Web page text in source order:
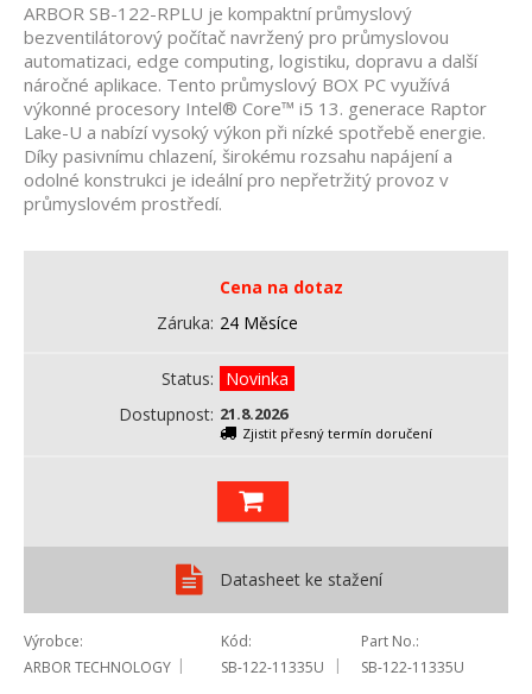
ARBOR SB-122-RPLU je kompaktní průmyslový
bezventilátorový počítač navržený pro průmyslovou
automatizaci, edge computing, logistiku, dopravu a další
náročné aplikace. Tento průmyslový BOX PC využívá
výkonné procesory Intel® Core™ i5 13. generace Raptor
Lake-U a nabízí vysoký výkon při nízké spotřebě energie.
Díky pasivnímu chlazení, širokému rozsahu napájení a
odolné konstrukci je ideální pro nepřetržitý provoz v
průmyslovém prostředí.
Cena na dotaz
Záruka 24 Měsíce
Status
Novinka
Dostupnost 21.8.2026
Zjistit přesný termín doručení
Datasheet ke stažení
Výrobce
ARBOR TECHNOLOGY
Kód
SB-122-11335U
Part No.
SB-122-11335U